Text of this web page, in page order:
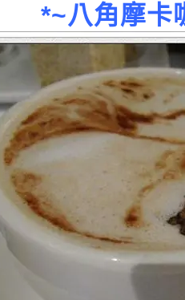
*~八角摩卡